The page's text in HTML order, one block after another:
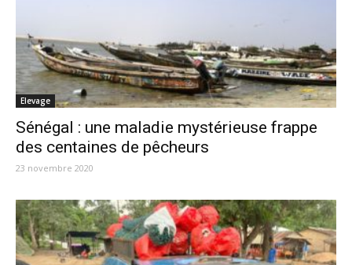
Elevage
Sénégal : une maladie mystérieuse frappe
des centaines de pêcheurs
23 novembre 2020